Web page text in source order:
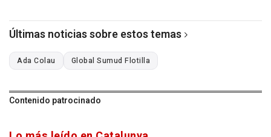
Últimas noticias sobre estos temas
Ada Colau Global Sumud Flotilla
Contenido patrocinado